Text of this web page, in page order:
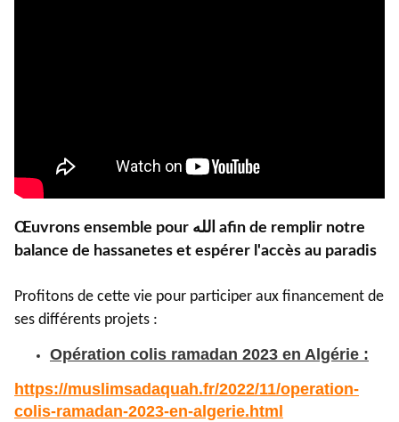
Œuvrons ensemble pour الله afin de remplir notre
balance de hassanetes et espérer l'accès au paradis
Profitons de cette vie pour participer aux financement de
ses différents projets :
Opération colis ramadan 2023 en Algérie :
https://muslimsadaquah.fr/2022/11/operation-
colis-ramadan-2023-en-algerie.html